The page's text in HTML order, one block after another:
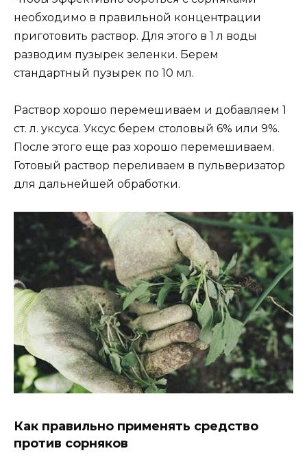
необходимо в правильной концентрации
приготовить раствор. Для этого в 1 л воды
разводим пузырек зеленки. Берем
стандартный пузырек по 10 мл.
Раствор хорошо перемешиваем и добавляем 1
ст. л. уксуса. Уксус берем столовый 6% или 9%.
После этого еще раз хорошо перемешиваем.
Готовый раствор переливаем в пульверизатор
для дальнейшей обработки.
Как правильно применять средство
против сорняков